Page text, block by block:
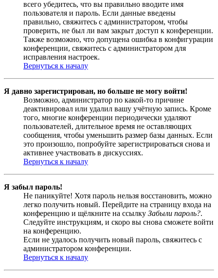
всего убедитесь, что вы правильно вводите имя
пользователя и пароль. Если данные введены
правильно, свяжитесь с администратором, чтобы
проверить, не был ли вам закрыт доступ к конференции.
Также возможно, что допущена ошибка в конфигурации
конференции, свяжитесь с администратором для
исправления настроек.
Вернуться к началу
Я давно зарегистрирован, но больше не могу войти!
Возможно, администратор по какой-то причине
деактивировал или удалил вашу учётную запись. Кроме
того, многие конференции периодически удаляют
пользователей, длительное время не оставляющих
сообщения, чтобы уменьшить размер базы данных. Если
это произошло, попробуйте зарегистрироваться снова и
активнее участвовать в дискуссиях.
Вернуться к началу
Я забыл пароль!
Не паникуйте! Хотя пароль нельзя восстановить, можно
легко получить новый. Перейдите на страницу входа на
конференцию и щёлкните на ссылку Забыли пароль?.
Следуйте инструкциям, и скоро вы снова сможете войти
на конференцию.
Если не удалось получить новый пароль, свяжитесь с
администратором конференции.
Вернуться к началу